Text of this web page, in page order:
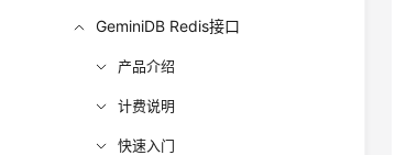
GeminiDB Redis接口
产品介绍
计费说明
快速入门